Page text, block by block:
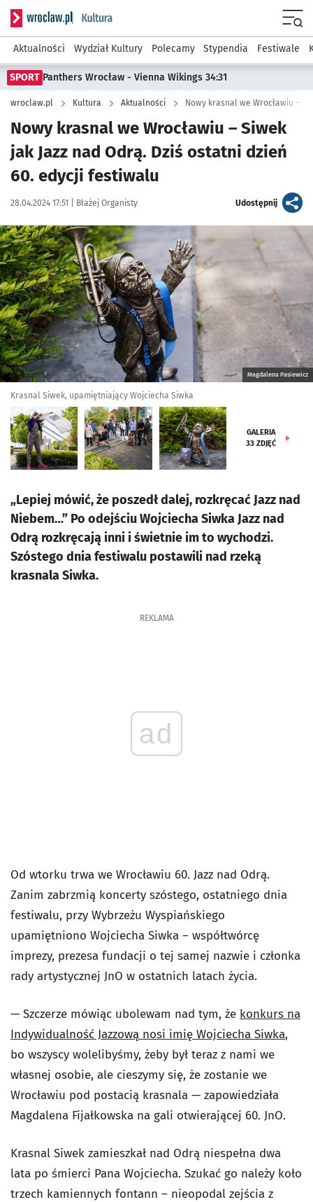
Serwis informacyjny wroclaw.pl podserwis: Kultura
Aktualności Wydział Kultury Polecamy Stypendia Festiwale
SPORT Panthers Wrocław - Vienna Wikings 34:31
wroclaw.pl Kultura Aktualności Nowy krasnal we Wrocławiu –
Nowy krasnal we Wrocławiu – Siwek
jak Jazz nad Odrą. Dziś ostatni dzień
60. edycji festiwalu
Data publikacji:
28.04.2024 17:51 | Autor:
Błażej Organisty Udostępnijartykuł
Kliknij, aby zobaczyć galerię
Magdalena Pasiewicz
Krasnal Siwek, upamiętniający Wojciecha Siwka
GALERIA
33 ZDJĘĆ
„Lepiej mówić, że poszedł dalej, rozkręcać Jazz nad
Niebem…” Po odejściu Wojciecha Siwka Jazz nad
Odrą rozkręcają inni i świetnie im to wychodzi.
Szóstego dnia festiwalu postawili nad rzeką
krasnala Siwka.
REKLAMA
ad
Od wtorku trwa we Wrocławiu 60. Jazz nad Odrą.
Zanim zabrzmią koncerty szóstego, ostatniego dnia
festiwalu, przy Wybrzeżu Wyspiańskiego
upamiętniono Wojciecha Siwka – współtwórcę
imprezy, prezesa fundacji o tej samej nazwie i członka
rady artystycznej JnO w ostatnich latach życia.
— Szczerze mówiąc ubolewam nad tym, że konkurs na
Indywidualność Jazzową nosi imię Wojciecha Siwka,
bo wszyscy wolelibyśmy, żeby był teraz z nami we
własnej osobie, ale cieszymy się, że zostanie we
Wrocławiu pod postacią krasnala — zapowiedziała
Magdalena Fijałkowska na gali otwierającej 60. JnO.
Krasnal Siwek zamieszkał nad Odrą niespełna dwa
lata po śmierci Pana Wojciecha. Szukać go należy koło
trzech kamiennych fontann – nieopodal zejścia z